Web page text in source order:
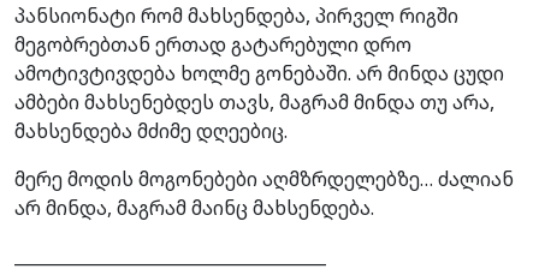
პანსიონატი რომ მახსენდება, პირველ რიგში
მეგობრებთან ერთად გატარებული დრო
ამოტივტივდება ხოლმე გონებაში. არ მინდა ცუდი
ამბები მახსენებდეს თავს, მაგრამ მინდა თუ არა,
მახსენდება მძიმე დღეებიც.
მერე მოდის მოგონებები აღმზრდელებზე… ძალიან
არ მინდა, მაგრამ მაინც მახსენდება.